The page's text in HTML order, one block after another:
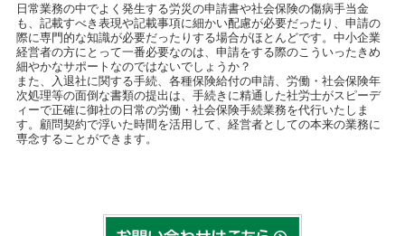
日常業務の中でよく発生する労災の申請書や社会保険の傷病手当金
も、記載すべき表現や記載事項に細かい配慮が必要だったり、申請の
際に専門的な知識が必要だったりする場合がほとんどです。中小企業
経営者の方にとって一番必要なのは、申請をする際のこういったきめ
細やかなサポートなのではないでしょうか？
また、入退社に関する手続、各種保険給付の申請、労働・社会保険年
次処理等の面倒な書類の提出は、手続きに精通した社労士がスピーデ
ィーで正確に御社の日常の労働・社会保険手続業務を代行いたしま
す。顧問契約で浮いた時間を活用して、経営者としての本来の業務に
専念することができます。